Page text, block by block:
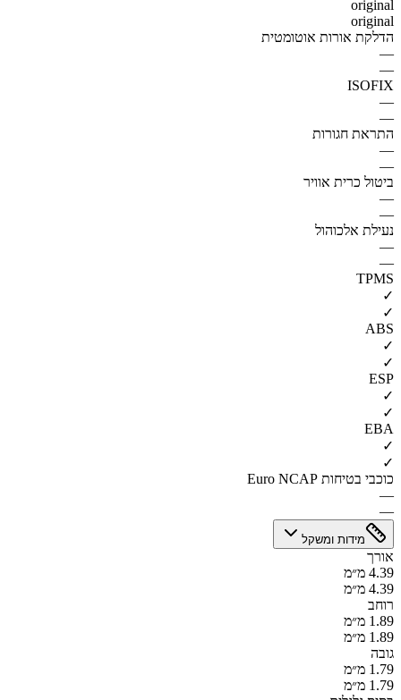
original
original
הדלקת אורות אוטומטית
—
—
ISOFIX
—
—
התראת חגורות
—
—
ביטול כרית אוויר
—
—
נעילת אלכוהול
—
—
TPMS
✓
✓
ABS
✓
✓
ESP
✓
✓
EBA
✓
✓
כוכבי בטיחות Euro NCAP
—
—
מידות ומשקל
אורך
4.39 מ״מ
4.39 מ״מ
רוחב
1.89 מ״מ
1.89 מ״מ
גובה
1.79 מ״מ
1.79 מ״מ